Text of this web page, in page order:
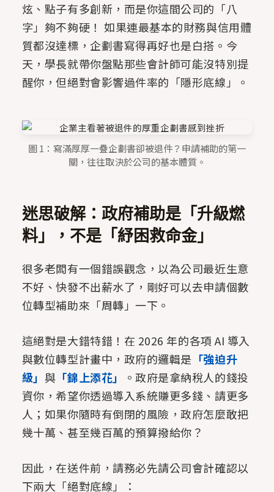
炫、點子有多創新，而是你這間公司的「八
字」夠不夠硬！ 如果連最基本的財務與信用體
質都沒達標，企劃書寫得再好也是白搭。今
天，學長就帶你盤點那些會計師可能沒特別提
醒你，但絕對會影響過件率的「隱形底線」。
圖 1：寫滿厚厚一疊企劃書卻被退件？申請補助的第一
關，往往取決於公司的基本體質。
迷思破解：政府補助是「升級燃
料」，不是「紓困救命金」
很多老闆有一個錯誤觀念，以為公司最近生意
不好、快發不出薪水了，剛好可以去申請個數
位轉型補助來「周轉」一下。
這絕對是大錯特錯！在 2026 年的各項 AI 導入
與數位轉型計畫中，政府的邏輯是 「強迫升
級」 與 「錦上添花」
。政府是拿納稅人的錢投
資你，希望你透過導入系統賺更多錢、請更多
人；如果你隨時有倒閉的風險，政府怎麼敢把
幾十萬、甚至幾百萬的預算撥給你？
因此，在送件前，請務必先請公司會計確認以
下兩大「絕對底線」：